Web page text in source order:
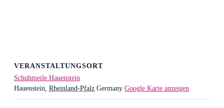
VERANSTALTUNGSORT
Schuhmeile Hauenstein
Hauenstein, Rheinland-Pfalz Germany Google Karte anzeigen